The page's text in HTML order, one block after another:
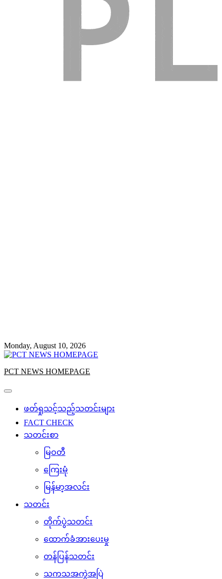
Monday, August 10, 2026
PCT NEWS HOMEPAGE
ဖတ်ရှုသင့်သည့်သတင်းများ
FACT CHECK
သတင်းစာ
မြဝတီ
ကြေးမုံ
မြန်မာ့အလင်း
သတင်း
တိုက်ပွဲသတင်း
ထောက်ခံအားပေးမှု
တန်ပြန်သတင်း
သကသအကွဲအပြဲ